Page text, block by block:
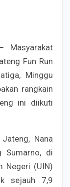
Masyarakat
Fun Run
Minggu
rangkain
ini diikuti
Nana
Sumarno, di
Negeri (UIN)
sejauh 7,9